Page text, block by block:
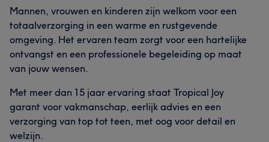
welkom @ Tropical Joy!
Behandelingen
Haar
Ontharen
Wat onze klanten zeggen over Cristina
Wat onze klanten zeggen over Sandra
Getalenteerd 9 Vriendelijk 9 Efficiënt 8
Vakkundig 8
Mannen, vrouwen en kinderen zijn welkom voor een
totaalverzorging in een warme en rustgevende
omgeving. Het ervaren team zorgt voor een hartelijke
ontvangst en een professionele begeleiding op maat
van jouw wensen.
Met meer dan 15 jaar ervaring staat Tropical Joy
garant voor vakmanschap, eerlijk advies en een
verzorging van top tot teen, met oog voor detail en
welzijn.